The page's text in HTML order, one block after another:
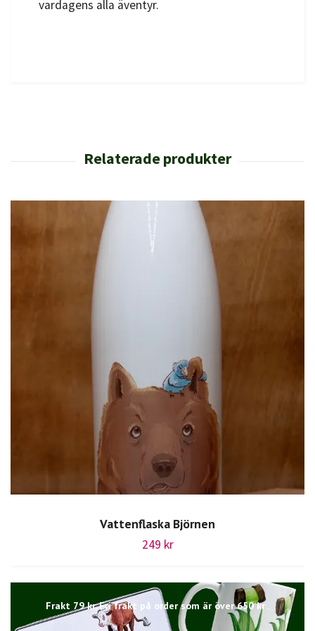
Frakt 79 kr. Fri frakt på order som är över 650 kr .
vardagens alla äventyr.
Vattenflaska Björnen
249 kr